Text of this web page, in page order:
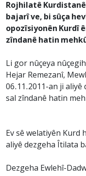
Rojhilatê
bajarî ve, bi sûça
opozîsiyonên Kurdî
zîndanê hatin
Li gor nûçeya
Hejar Remezanî,
06.11.2011-an ji aliyê
sal zîndanê hatin
Ev sê welatiyên Kurd
aliyê dezgeha Îtilata
Dezgeha Ewlehî-